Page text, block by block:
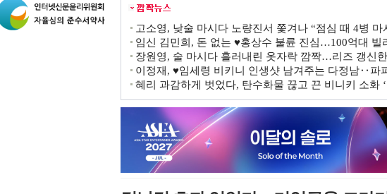
고소영, 낮술 마시다 노량진서 쫓겨나 “점심 때 4병 마
임신 김민희, 돈 없는 ♥홍상수 불륜 진심…100억대 빌
장원영, 술 마시다 흘러내린 옷자락 깜짝…리즈 갱신
이정재, ♥임세령 비키니 인생샷 남겨주는 다정남‥파
혜리 과감하게 벗었다, 탄수화물 끊고 끈 비니키 소화 ‘